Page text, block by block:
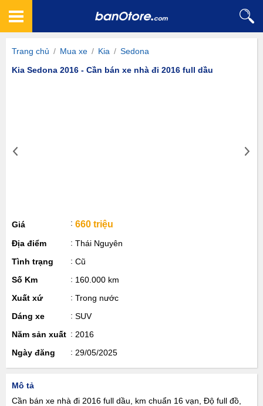
Trang chủ / Mua xe / Kia / Sedona
Kia Sedona 2016 - Cần bán xe nhà đi 2016 full dầu
Giá 660 triệu
Địa điểm
Thái Nguyên
Tình trạng
Cũ
Số Km
160.000 km
Xuất xứ
Trong nước
Dáng xe
SUV
Năm sản xuất
2016
Ngày đăng
29/05/2025
Mô tả
Cần bán xe nhà đi 2016 full dầu, km chuẩn 16 vạn, Độ full đồ,